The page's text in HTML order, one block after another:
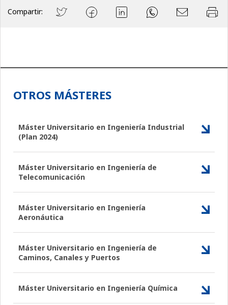
Compartir:
OTROS MÁSTERES
Máster Universitario en Ingeniería Industrial
(Plan 2024)
Máster Universitario en Ingeniería de
Telecomunicación
Máster Universitario en Ingeniería
Aeronáutica
Máster Universitario en Ingeniería de
Caminos, Canales y Puertos
Máster Universitario en Ingeniería Química